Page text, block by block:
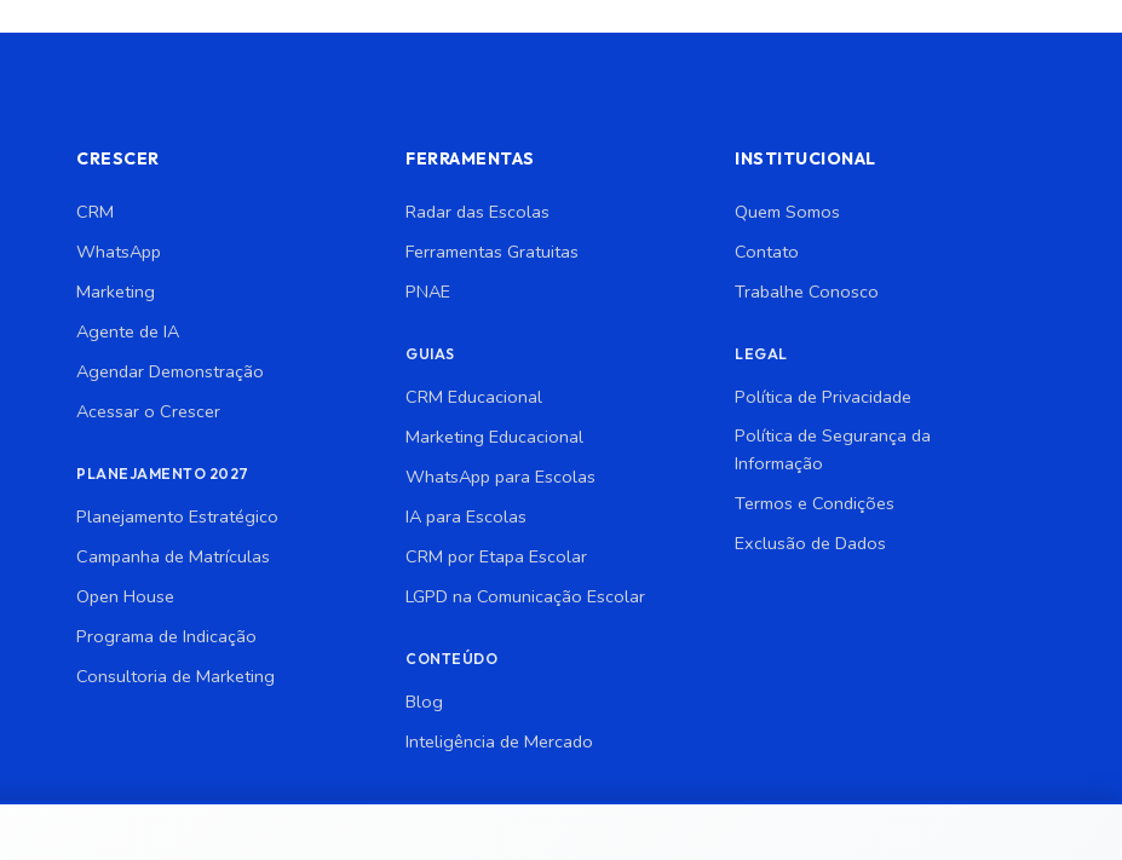
CRESCER
CRM
WhatsApp
Marketing
Agente de IA
Agendar Demonstração
Acessar o Crescer
PLANEJAMENTO 2027
Planejamento Estratégico
Campanha de Matrículas
Open House
Programa de Indicação
Consultoria de Marketing
FERRAMENTAS
Radar das Escolas
Ferramentas Gratuitas
PNAE
GUIAS
CRM Educacional
Marketing Educacional
WhatsApp para Escolas
IA para Escolas
CRM por Etapa Escolar
LGPD na Comunicação Escolar
CONTEÚDO
Blog
Inteligência de Mercado
INSTITUCIONAL
Quem Somos
Contato
Trabalhe Conosco
LEGAL
Política de Privacidade
Política de Segurança da
Informação
Termos e Condições
Exclusão de Dados